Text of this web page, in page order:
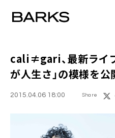
cali≠gari、最新ライ
が人生さ」の模様を公
2015.04.06 18:00 Share